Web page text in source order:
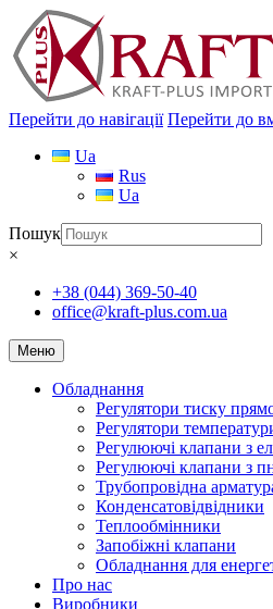
Перейти до навігації Перейти до
Ua
Rus
Ua
Пошук
×
+38 (044) 369-50-40
office@kraft-plus.com.ua
Меню
Обладнання
Регулятори тиску
Регулятори
Регулюючі клапани з
Регулюючі клапани з
Трубопровідна
Конденсатовідвідники
Теплообмінники
Запобіжні клапани
Обладнання для
Про нас
Виробники